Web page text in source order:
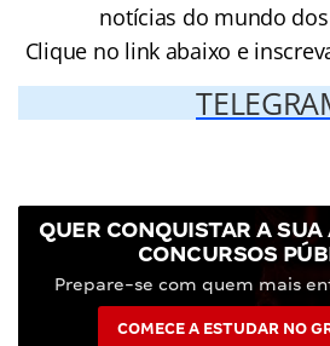
notícias do mundo
Clique no link abaixo e
QUER CONQUISTAR A
CONCURSOS
Prepare-se com quem mais
COMECE A ESTUDAR NO